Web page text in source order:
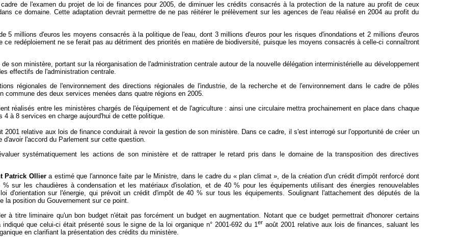
de l'examen du projet de loi de finances pour 2005, de diminuer les crédits consacrés à la protection de la nature au profit de ceux
ce domaine. Cette adaptation devrait permettre de ne pas réitérer le prélèvement sur les agences de l'eau réalisé en 2004 au profit du
5 millions d'euros les moyens consacrés à la politique de l'eau, dont 3 millions d'euros pour les risques d'inondations et 2 millions d'euros
redéploiement ne se ferait pas au détriment des priorités en matière de biodiversité, puisque les moyens consacrés à celle-ci connaîtront
son ministère, portant sur la réorganisation de l'administration centrale autour de la nouvelle délégation interministérielle au développement
effectifs de l'administration centrale.
régionales de l'environnement des directions régionales de l'industrie, de la recherche et de l'environnement dans le cadre de pôles
des deux services menées dans quatre régions en 2005.
réalisés entre les ministères chargés de l'équipement et de l'agriculture : ainsi une circulaire mettra prochainement en place dans chaque
à 8 services en charge aujourd'hui de cette politique.
2001 relative aux lois de finance conduirait à revoir la gestion de son ministère. Dans ce cadre, il s'est interrogé sur l'opportunité de créer un
l'accord du Parlement sur cette question.
systématiquement les actions de son ministère et de rattraper le retard pris dans le domaine de la transposition des directives
Patrick Olliera estimé que l'annonce faite par le Ministre, dans le cadre du « plan climat », de la création d'un crédit d'impôt renforcé dont
% sur les chaudières à condensation et les matériaux d'isolation, et de 40 % pour les équipements utilisant des énergies renouvelables
d'orientation sur l'énergie, qui prévoit un crédit d'impôt de 40 % sur tous les équipements. Soulignant l'attachement des députés de la
la position du Gouvernement sur ce point.
à titre liminaire qu'un bon budget n'était pas forcément un budget en augmentation. Notant que ce budget permettrait d'honorer certains
que celui-ci était présenté sous le signe de la loi organique n° 2001-692 du 1er août 2001 relative aux lois de finances, saluant les
en clarifiant la présentation des crédits du ministère.